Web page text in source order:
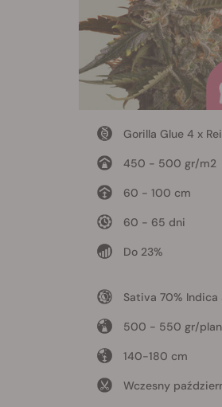
Gorilla Glue 4 x
450 - 500 gr/m2
60 - 100 cm
60 - 65 dni
Do 23%
Sativa 70% Indica
500 - 550 gr/
140-180 cm
Wczesny